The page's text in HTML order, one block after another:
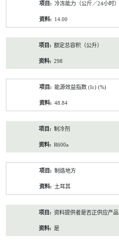
冷冻能力（公斤／24小时）
14.00
额定总容积（公升）
298
能源效益指数 (Iε) (%)
48.84
制冷剂
R600a
制造地方
土耳其
资料提供者是否正供应产品
是